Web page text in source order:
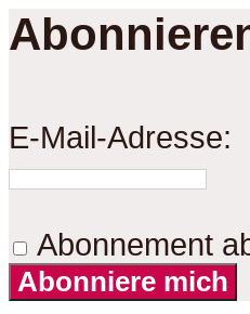
E-Mail-Adresse:
Abonnement
Abonniere mich